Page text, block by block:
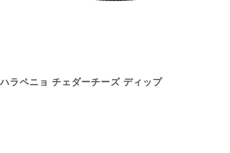
ハラペニョ チェダーチーズ ディップ